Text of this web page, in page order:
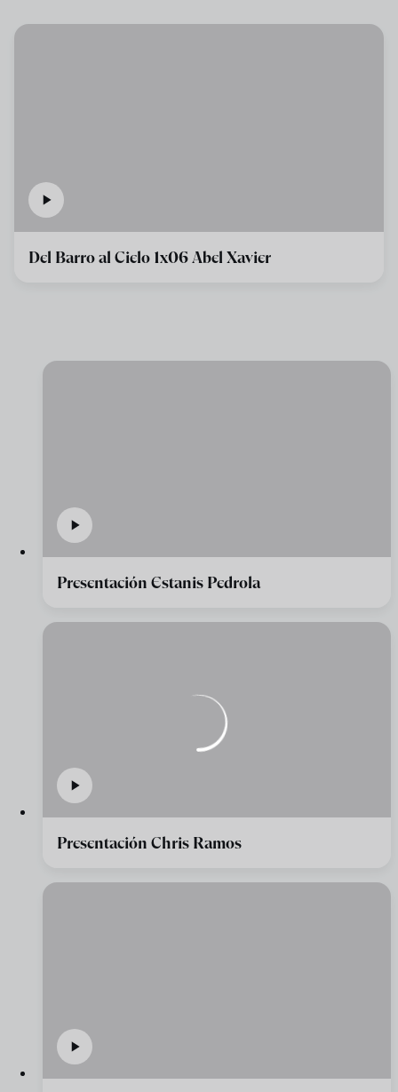
Del Barro al Cielo 1x06 Abel Xavier
Presentación Estanis Pedrola
Presentación Chris Ramos